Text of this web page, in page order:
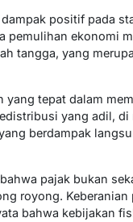
positif pada
pemulihan ekonomi
tangga, yang
yang tepat dalam
yang adil, di
berdampak
pajak bukan
royong.
bahwa kebijakan